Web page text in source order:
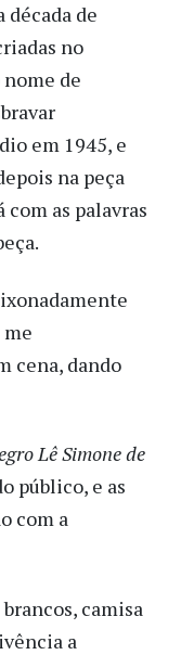
de
no
nome de
em 1945, e
na peça
com as palavras
cena, dando
Lê Simone de
público, e as
com a
camisa
a